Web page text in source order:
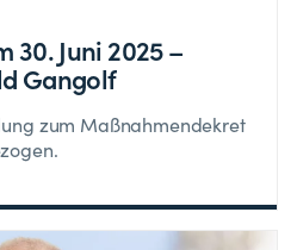
30. Juni 2025 –
Gangolf
zum Maßnahmendekret